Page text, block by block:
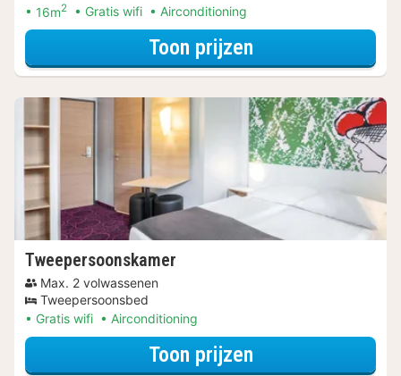
16m2 Gratis wifi Airconditioning
Toon prijzenvoor Twin kamer
Tweepersoonskamer
Max. 2 volwassenen
Tweepersoonsbed
Gratis wifi
Airconditioning
Toon prijzenvoor